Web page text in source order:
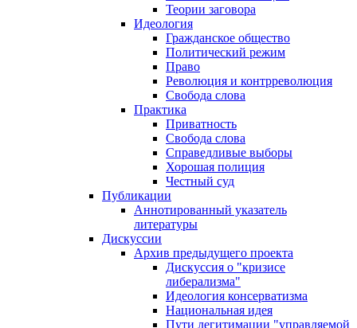
Теории заговора
Идеология
Гражданское общество
Политический режим
Право
Революция и контрреволюция
Свобода слова
Практика
Приватность
Свобода слова
Справедливые выборы
Хорошая полиция
Честный суд
Публикации
Аннотированный указатель
литературы
Дискуссии
Архив предыдущего проекта
Дискуссия о "кризисе
либерализма"
Идеология консерватизма
Национальная идея
Пути легитимации "управляемой